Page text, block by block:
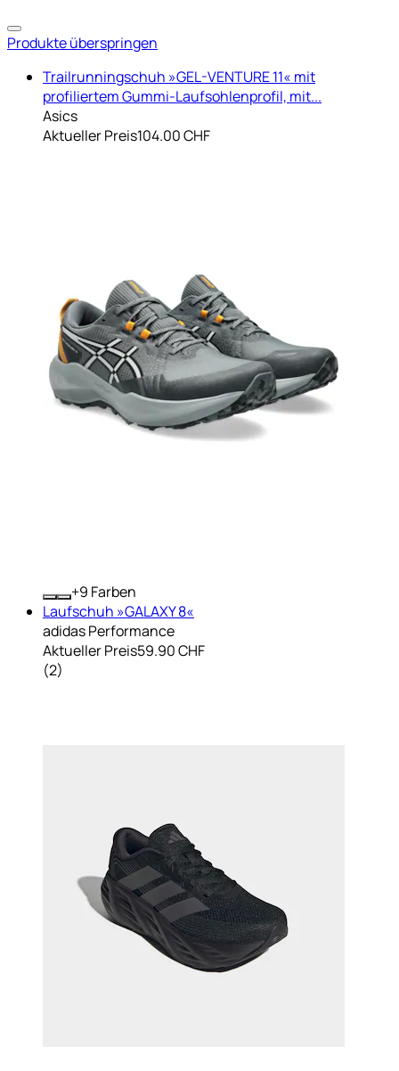
Produkte überspringen
Trailrunningschuh »GEL-VENTURE 11« mit
profiliertem Gummi-Laufsohlenprofil, mit...
Asics
Aktueller Preis104.00 CHF
+
Farben
Laufschuh »GALAXY 8«
adidas Performance
Aktueller Preis59.90 CHF
(2)